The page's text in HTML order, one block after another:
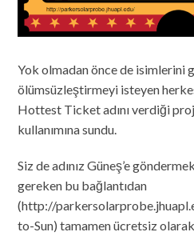
Yok olmadan önce de isimlerini
ölümsüzleştirmeyi isteyen
Hottest Ticket adını verdiği
kullanımına sundu.
Siz de adınız Güneş’e
gereken bu bağlantıdan
(http://
to-Sun) tamamen ücretsiz